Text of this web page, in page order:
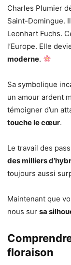
Charles Plumier
Saint-Domingue.
Leonhart Fuchs.
l’Europe. Elle
moderne.
Sa symbolique
un amour ardent
témoigner d’un
touche le cœur.
Le travail des
des milliers
toujours aussi
Maintenant que
nous sur sa
floraison